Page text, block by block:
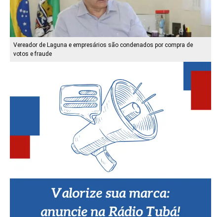
Vereador de Laguna e empresários são condenados por compra de
votos e fraude